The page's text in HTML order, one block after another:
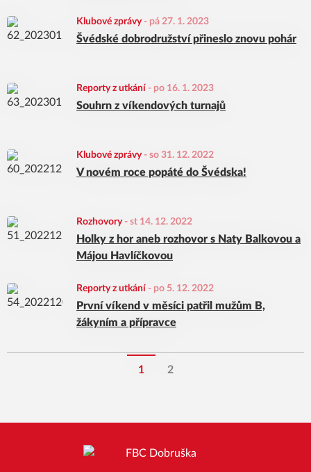
Klubové zprávy - pá 27. 1. 2023
Švédské dobrodružství přineslo znovu pohár
Reporty z utkání - po 16. 1. 2023
Souhrn z víkendových turnajů
Klubové zprávy - so 31. 12. 2022
V novém roce popáté do Švédska!
Rozhovory - st 14. 12. 2022
Holky z hor aneb rozhovor s Naty Balkovou a
Májou Havlíčkovou
Reporty z utkání - po 5. 12. 2022
První víkend v měsíci patřil mužům B,
žákyním a přípravce
1 2